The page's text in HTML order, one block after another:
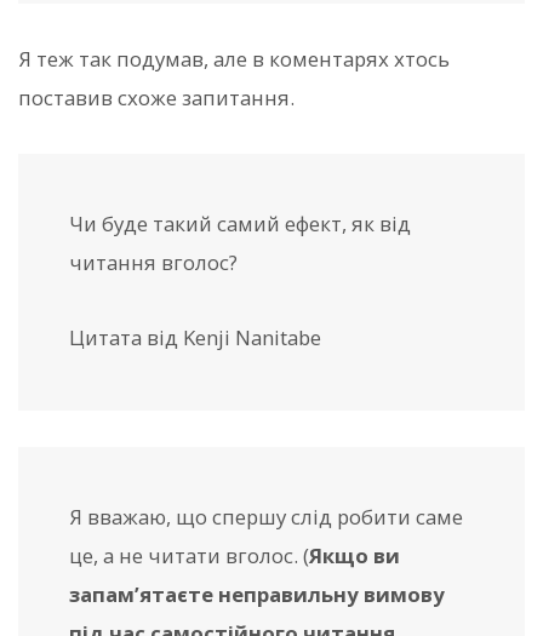
Я теж так подумав, але в коментарях хтось
поставив схоже запитання.
Чи буде такий самий ефект, як від
читання вголос?
Цитата від Kenji Nanitabe
Я вважаю, що спершу слід робити саме
це, а не читати вголос. (Якщо ви
запам’ятаєте неправильну вимову